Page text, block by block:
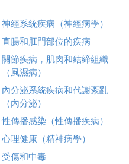
神經系統疾病（神經病學）
直腸和肛門部位的疾病
關節疾病，肌肉和結締組織
（風濕病）
內分泌系統疾病和代謝紊亂
（內分泌）
性傳播感染（性傳播疾病）
心理健康（精神病學）
受傷和中毒